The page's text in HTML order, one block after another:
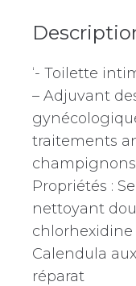
‘- Toilette
– Adjuvant
traitements
Propriétés :
nettoyant
Calendula
réparat